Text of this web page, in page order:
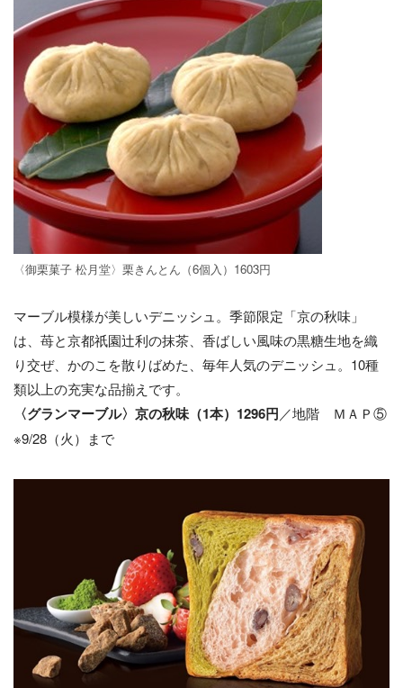
〈御栗菓子 松月堂〉栗きんとん（6個入）1603円
マーブル模様が美しいデニッシュ。季節限定「京の秋味」
は、苺と京都祇園辻利の抹茶、香ばしい風味の黒糖生地を織
り交ぜ、かのこを散りばめた、毎年人気のデニッシュ。10種
類以上の充実な品揃えです。
〈グランマーブル〉京の秋味（1本）1296円／地階 ＭＡＰ⑤
※9/28（火）まで